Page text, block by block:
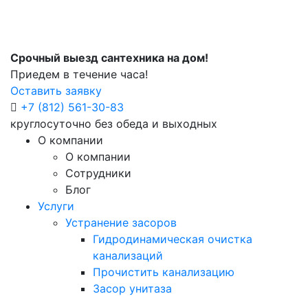
Срочный выезд сантехника на дом!
Приедем в течение часа!
Оставить заявку
+7 (812) 561-30-83
круглосуточно без обеда и выходных
О компании
О компании
Сотрудники
Блог
Услуги
Устранение засоров
Гидродинамическая очистка
канализаций
Прочистить канализацию
Засор унитаза